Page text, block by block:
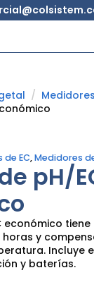
de EC,Medidores
pH/
económico
y
Incluye
y baterías.